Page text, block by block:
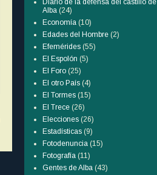
Diario de la defensa del castillo de
Alba (24)
Economía (10)
Edades del Hombre (2)
Efemérides (55)
El Espolón (5)
El Foro (25)
El otro País (4)
El Tormes (15)
El Trece (26)
Elecciones (26)
Estadísticas (9)
Fotodenuncia (15)
Fotografía (11)
Gentes de Alba (43)